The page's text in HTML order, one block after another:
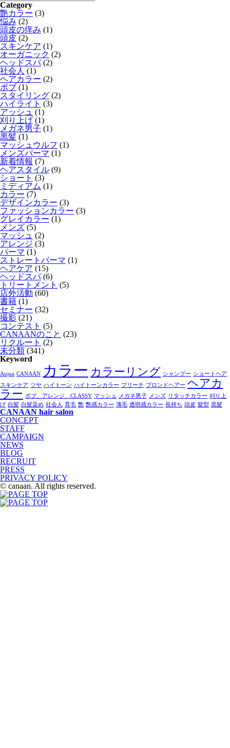
Category
艶カラー (3)
悩み (2)
頭皮の痒み (1)
頭皮 (2)
スキンケア (1)
オーガニック (2)
ヘッドスパ(2)
社会人 (1)
ヘアカラー (2)
ボブ (1)
スタイリング (2)
ハイライト (3)
アッシュ (1)
刈り上げ (1)
メガネ男子 (1)
黒髪 (1)
マッシュウルフ (1)
メンズパーマ (1)
新着情報 (7)
ヘアスタイル (9)
ショート (3)
ミディアム (1)
カラー (7)
デザインカラー (3)
ファッションカラー (3)
グレイカラー (1)
メンズ (5)
マッシュ (2)
アレンジ (3)
パーマ (1)
ストレートパーマ (1)
ヘアケア (15)
ヘッドスパ(6)
トリートメント (5)
店外活動 (60)
書籍 (1)
セミナー (32)
撮影 (21)
コンテスト (5)
CANAANのこと (23)
リクルート (2)
未分類 (341)
Keyword
Aujua CANAAN カラー カラーリング シャンプー ショートヘア
スキンケア ツヤ ハイトーン ハイトーンカラー ブリーチ ブロンドヘアー ヘアカ
ラー
ボブ、アレンジ、CLASSY マッシュ メガネ男子 メンズ リタッチカラー 刈り上
げ 白髪 白髪染め 社会人 育毛 艶 艶感カラー 薄毛 透明感カラー 長持ち 頭皮 髪型 黒髪
CANAAN hair salon
CONCEPT
STAFF
CAMPAIGN
NEWS
BLOG
RECRUIT
PRESS
PRIVACY POLICY
© canaan. All rights reserved.